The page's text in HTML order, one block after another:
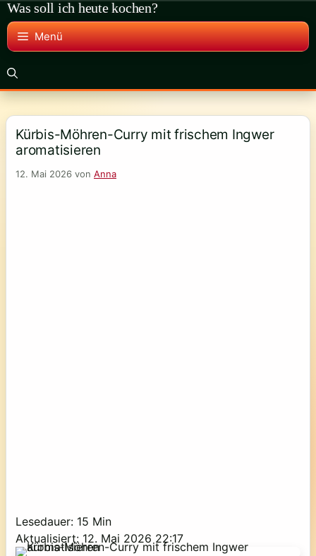
Zum
Inhalt
springen
Was soll ich heute kochen?
Menü
Kürbis-Möhren-Curry mit frischem Ingwer
aromatisieren
12. Mai 2026 von Anna
Lesedauer: 15 Min
Aktualisiert: 12. Mai 2026 22:17